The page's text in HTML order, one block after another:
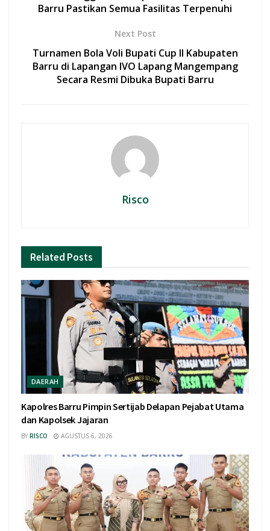
o p
Barru Pastikan Semua Fasilitas Terpenuhi
Next Post
Turnamen Bola Voli Bupati Cup II Kabupaten
Barru di Lapangan IVO Lapang Mangempang
Secara Resmi Dibuka Bupati Barru
Risco
Related Posts
DAERAH
Kapolres Barru Pimpin Sertijab Delapan Pejabat Utama
dan Kapolsek Jajaran
BY RISCO AGUSTUS 6, 2026